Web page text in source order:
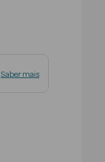
Saber mais